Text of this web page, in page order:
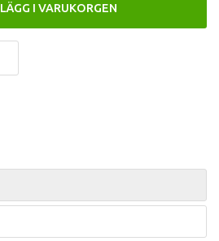
LÄGG I VARUKORGEN